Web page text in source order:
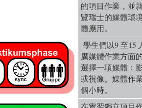
的項目作業，並
覽瑞士的媒體環
體應用。
學生們以9 至15
廣媒體作業方面
選擇一項媒體：
或視像。媒體作
個小時。